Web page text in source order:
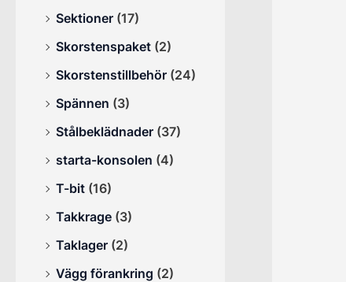
Sektioner (17)
Skorstenspaket (2)
Skorstenstillbehör (24)
Spännen (3)
Stålbeklädnader (37)
starta-konsolen (4)
T-bit (16)
Takkrage (3)
Taklager (2)
Vägg förankring (2)